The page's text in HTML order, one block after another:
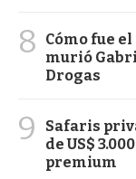
8
Cómo fue
murió
Drogas
9
Safaris
de US$
premium